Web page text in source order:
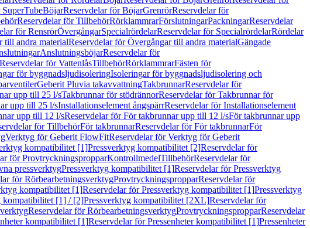
BöjarReservdelar för BöjarGrenrörReservdelar för
Reservdelar för TillbehörRörklammrarFörslutningarPackningarReservdelar
för RensrörÖvergångarSpecialrördelarReservdelar för SpecialrördelarRördelar
till andra materialReservdelar för Övergångar till andra materialGängade
AnslutningsböjarReservdelar för
Reservdelar för VattenlåsTillbehörRörklammrarFästen för
för byggnadsljudisoleringIsoleringar för byggnadsljudisolering och
Geberit Pluvia takavvattningTakbrunnarReservdelar för
upp till 25 l/sTakbrunnar för stödrännorReservdelar för Takbrunnar för
upp till 25 l/sInstallationselement ångspärrReservdelar för Installationselement
upp till 12 l/sReservdelar för För takbrunnar upp till 12 l/sFör takbrunnar upp
för TillbehörFör takbrunnarReservdelar för För takbrunnarFör
Verktyg för Geberit FlowFitReservdelar för Verktyg för Geberit
kompatibilitet [1]Pressverktyg kompatibilitet [2]Reservdelar för
för ProvtryckningspropparKontrollmedelTillbehörReservdelar för
pressverktygPressverktyg kompatibilitet [1]Reservdelar för Pressverktyg
för RörbearbetningsverktygProvtryckningspropparReservdelar för
kompatibilitet [1]Reservdelar för Pressverktyg kompatibilitet [1]Pressverktyg
kompatibilitet [1] / [2]Pressverktyg kompatibilitet [2XL]Reservdelar för
Reservdelar för RörbearbetningsverktygProvtryckningspropparReservdelar
kompatibilitet [1]Reservdelar för Pressenheter kompatibilitet [1]Pressenheter